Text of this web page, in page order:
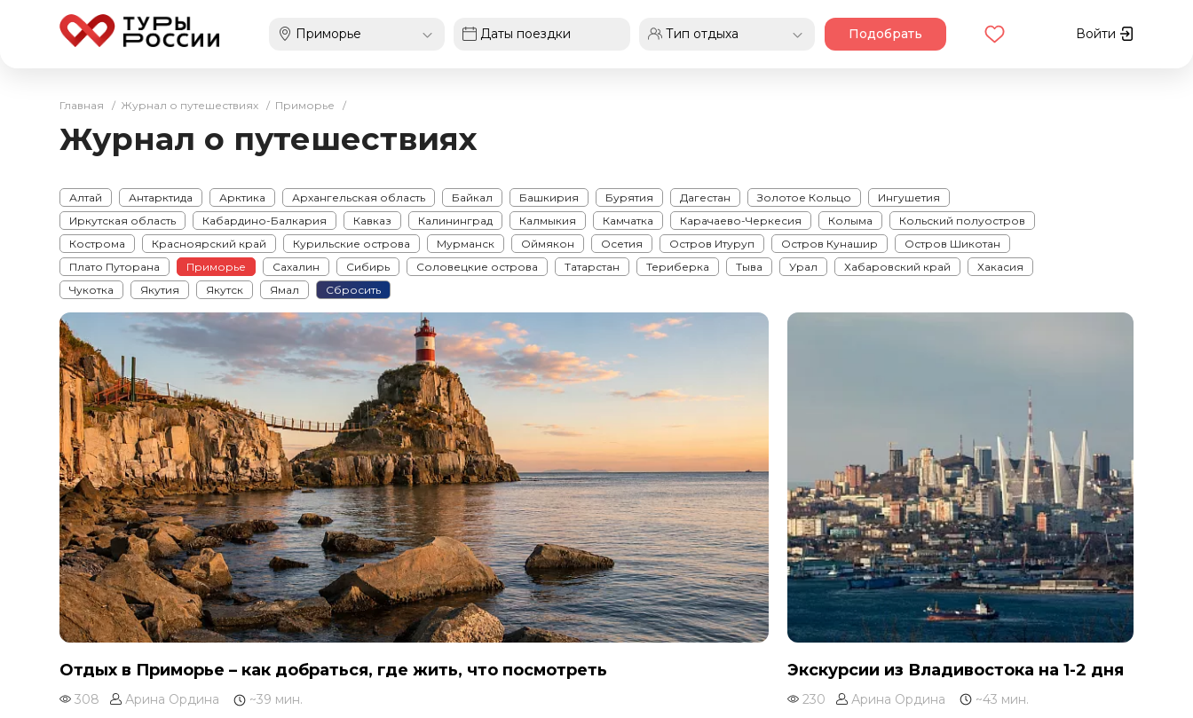
Подобрать Войти
Главная / Журнал о путешествиях / Приморье /
Журнал о путешествиях
Алтай Антарктида Арктика Архангельская область Байкал Башкирия Бурятия Дагестан Золотое Кольцо
Ингушетия
Иркутская область
Кабардино-Балкария Кавказ Калининград Калмыкия Камчатка Карачаево-Черкесия Колыма
Кольский полуостров
Кострома
Красноярский край Курильские острова Мурманск Оймякон Осетия Остров Итуруп Остров Кунашир
Остров Шикотан
Плато Путорана
Приморье Сахалин Сибирь Соловецкие острова Татарстан Териберка Тыва Урал Хабаровский край
Хакасия
Чукотка
Якутия Якутск Ямал Сбросить
Отдых в Приморье – как добраться, где жить, что посмотреть
308 Арина Ордина ~39 мин.
Экскурсии из Владивостока на 1-2 дня
230 Арина Ордина ~43 мин.